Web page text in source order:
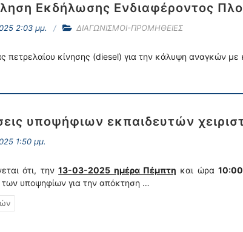
Εκδήλωσης Ενδιαφέροντος
2:03 μμ. ΔΙΑΓΩΝΙΣΜΟΙ-ΠΡΟΜΗΘΕΙΕΣ
πετρελαίου κίνησης (diesel) για την κάλυψη αναγκών
υποψήφιων εκπαιδευτών
1:50 μμ.
ότι, την13-03-2025 ημέρα Πέμπτη και ώρα10:00
των υποψηφίων για την απόκτηση …